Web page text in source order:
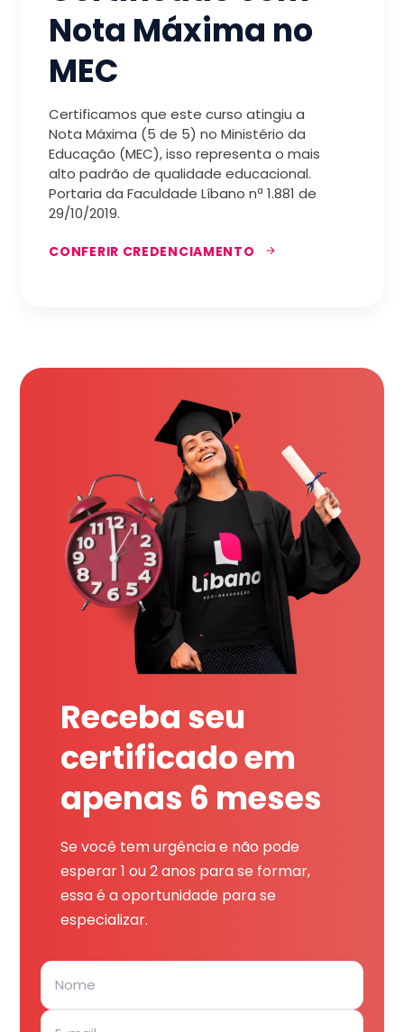
Nota Máxima no
MEC
Certificamos que este curso atingiu a
Nota Máxima (5 de 5) no Ministério da
Educação (MEC), isso representa o mais
alto padrão de qualidade educacional.
Portaria da Faculdade Líbano nª 1.881 de
29/10/2019.
CONFERIR CREDENCIAMENTO
Receba seu
certificado em
apenas 6 meses
Se você tem urgência e não pode
esperar 1 ou 2 anos para se formar,
essa é a oportunidade para se
especializar.